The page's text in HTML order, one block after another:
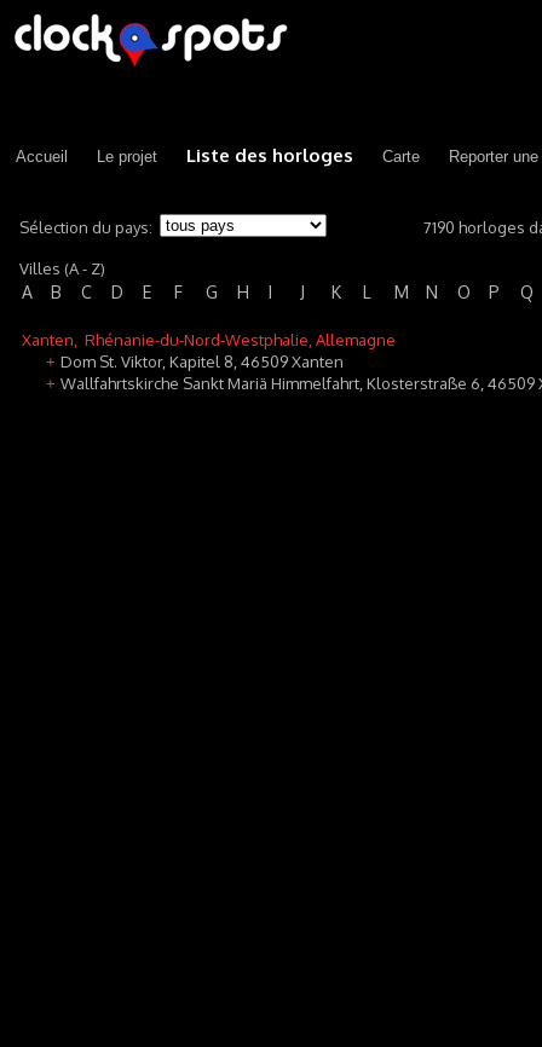
Accueil Le projet Liste des horloges Carte Reporter
Sélection du pays: 7190 horloges
Villes (A - Z)
A B C D E F G H I J K L M N O P Q
Xanten , Rhénanie-du-Nord-Westphalie, Allemagne
+ Dom St. Viktor, Kapitel 8, 46509 Xanten
+ Wallfahrtskirche Sankt Mariä Himmelfahrt, Klosterstraße 6, 46509